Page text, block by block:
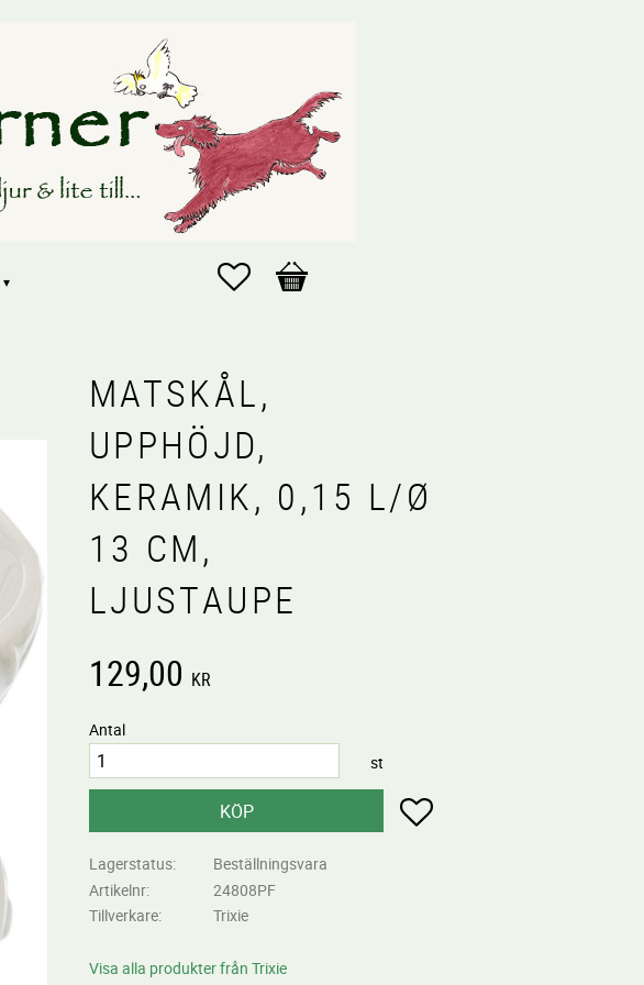
Favoriter
Kundvagn
MATSKÅL,
UPPHÖJD,
KERAMIK, 0,15 L/Ø
13 CM,
LJUSTAUPE
129,00 KR
Antal
st
KÖP Lägg till i favoriter
Lagerstatus
Beställningsvara
Artikelnr
24808PF
Tillverkare
Trixie
Visa alla produkter från Trixie